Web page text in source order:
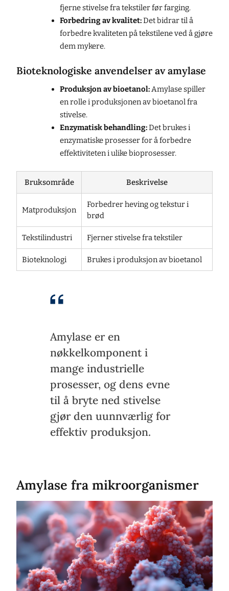
fjerne stivelse fra tekstiler før farging.
Forbedring av kvalitet:Det bidrar til å
forbedre kvaliteten på tekstilene ved å gjøre
dem mykere.
Bioteknologiske anvendelser av amylase
Produksjon av bioetanol:Amylase spiller
en rolle i produksjonen av bioetanol fra
stivelse.
Enzymatisk behandling:Det brukes i
enzymatiske prosesser for å forbedre
effektiviteten i ulike bioprosesser.
Bruksområde Beskrivelse
Matproduksjon
Forbedrer heving og tekstur i
brød
Tekstilindustri Fjerner stivelse fra tekstiler
Bioteknologi Brukes i produksjon av bioetanol
Amylase er en
nøkkelkomponent i
mange industrielle
prosesser, og dens evne
til å bryte ned stivelse
gjør den uunnværlig for
effektiv produksjon.
Amylase fra mikroorganismer